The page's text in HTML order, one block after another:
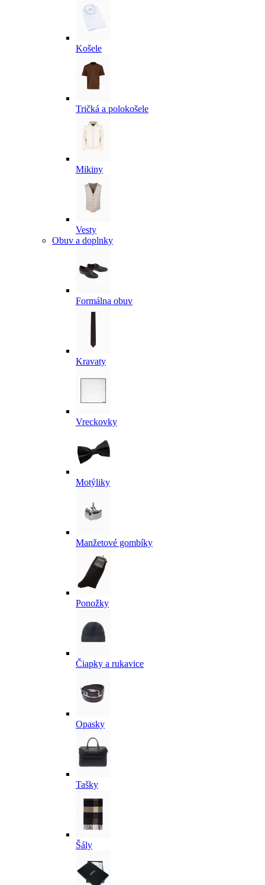
Košele
Tričká a polokošele
Mikiny
Vesty
Obuv a doplnky
Formálna obuv
Kravaty
Vreckovky
Motýliky
Manžetové gombíky
Ponožky
Čiapky a rukavice
Opasky
Tašky
Šály